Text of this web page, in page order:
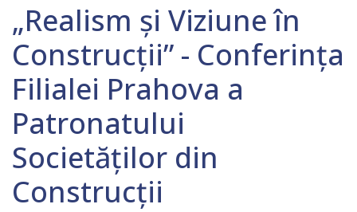
„Realism și Viziune în
Construcții” - Conferința
Filialei Prahova a
Patronatului
Societăților din
Construcții